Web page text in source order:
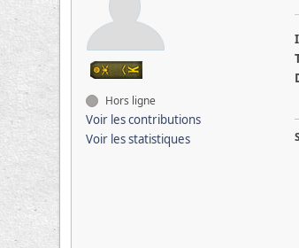
Hors ligne
Voir les contributions
Voir les statistiques